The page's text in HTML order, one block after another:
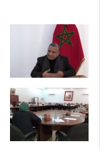
ع
ة
ب
ي